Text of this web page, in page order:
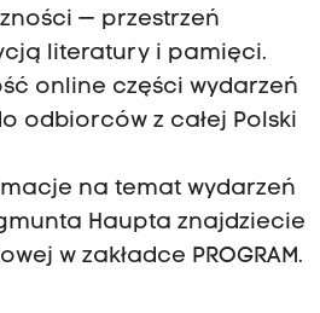
— przestrzeń
literatury i pamięci.
online części wydarzeń
odbiorców z całej Polski
na temat wydarzeń
Haupta znajdziecie
w zakładce PROGRAM.